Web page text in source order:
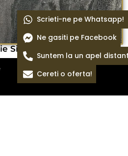
Silver periat
Scrieti-ne pe Whatsapp!
Ne gasiti pe Facebook
Suntem la un apel
Cereti o oferta!